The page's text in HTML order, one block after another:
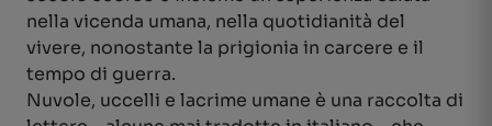
nella vicenda umana, nella quotidianità del
vivere, nonostante la prigionia in carcere e il
tempo di guerra.
Nuvole, uccelli e lacrime umane è una raccolta di